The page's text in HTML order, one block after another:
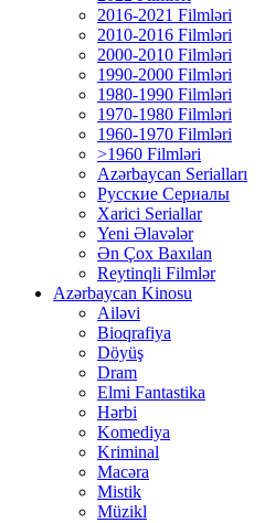
2016-2021 Filmləri
2010-2016 Filmləri
2000-2010 Filmləri
1990-2000 Filmləri
1980-1990 Filmləri
1970-1980 Filmləri
1960-1970 Filmləri
>1960 Filmləri
Azərbaycan Serialları
Русские Сериалы
Xarici Seriallar
Yeni Əlavələr
Ən Çox Baxılan
Reytinqli Filmlər
Azərbaycan Kinosu
Ailəvi
Bioqrafiya
Döyüş
Dram
Elmi Fantastika
Hərbi
Komediya
Kriminal
Macəra
Mistik
Müzikl